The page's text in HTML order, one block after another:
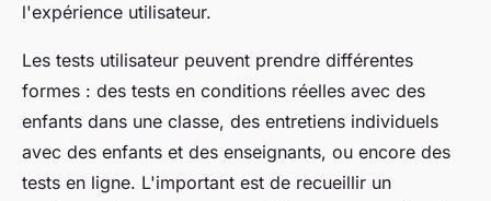
l'expérience utilisateur.
Les tests utilisateur peuvent prendre différentes
formes : des tests en conditions réelles avec des
enfants dans une classe, des entretiens individuels
avec des enfants et des enseignants, ou encore des
tests en ligne. L'important est de recueillir un